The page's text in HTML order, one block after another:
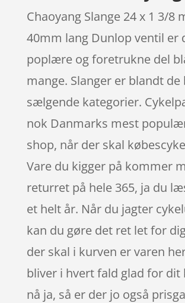
Chaoyang Slange 24 x 1 3/8
40mm lang Dunlop ventil er
poplære og foretrukne del
mange. Slanger er blandt de
sælgende kategorier.
nok Danmarks mest
shop, når der skal
Vare du kigger på kommer
returret på hele 365, ja du
et helt år. Når du jagter
kan du gøre det ret let for
der skal i kurven er varen
bliver i hvert fald glad for dit
nå ja, så er der jo også